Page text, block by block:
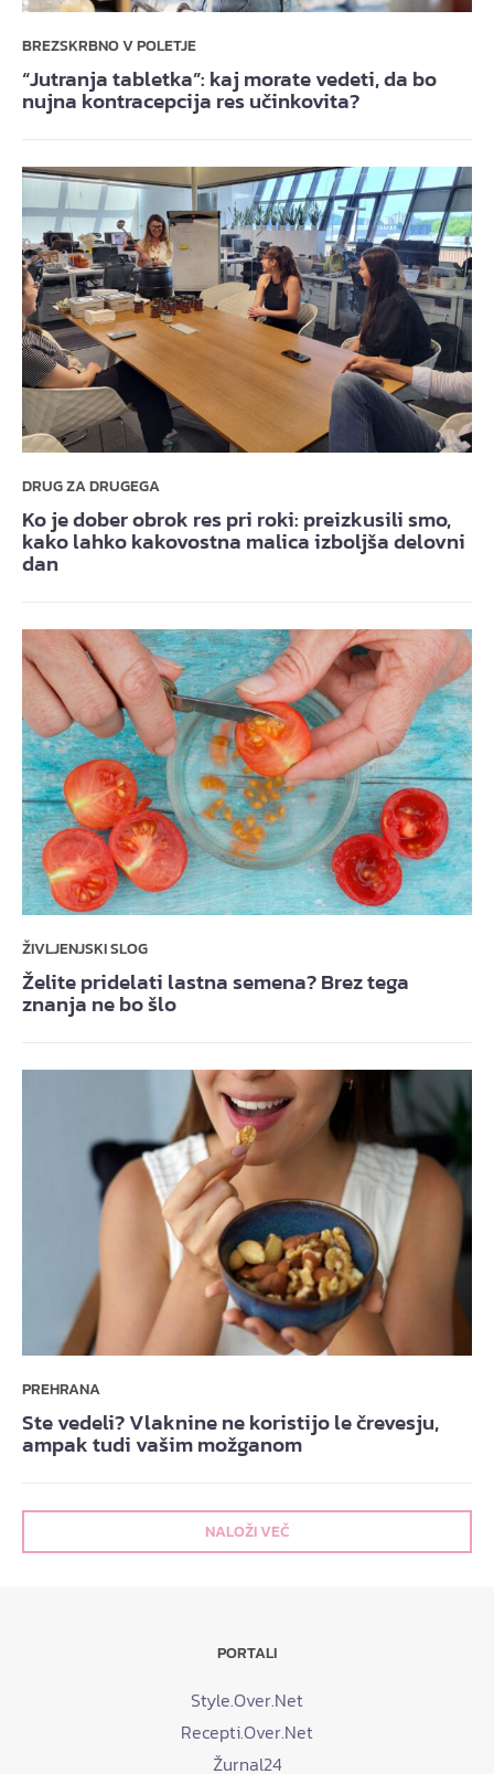
BREZSKRBNO V POLETJE
“Jutranja tabletka”: kaj morate vedeti, da bo
nujna kontracepcija res učinkovita?
DRUG ZA DRUGEGA
Ko je dober obrok res pri roki: preizkusili smo,
kako lahko kakovostna malica izboljša delovni
dan
ŽIVLJENJSKI SLOG
Želite pridelati lastna semena? Brez tega
znanja ne bo šlo
PREHRANA
Ste vedeli? Vlaknine ne koristijo le črevesju,
ampak tudi vašim možganom
NALOŽI VEČ
PORTALI
Style.Over.Net
Recepti.Over.Net
Žurnal24